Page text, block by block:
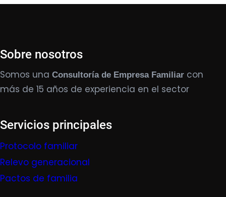
Sobre nosotros
Somos una Consultoría de Empresa Familiar con
más de 15 años de experiencia en el sector
Servicios principales
Protocolo familiar
Relevo generacional
Pactos de familia